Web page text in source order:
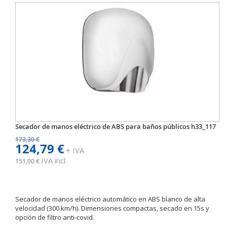
Secador de manos eléctrico de ABS para baños públicos h33_117
173,30 €
124,79 €+ IVA
151,00 € IVA incl.
Secador de manos eléctrico automático en ABS blanco de alta
velocidad (300 km/h). Dimensiones compactas, secado en 15s y
opción de filtro anti-covid.